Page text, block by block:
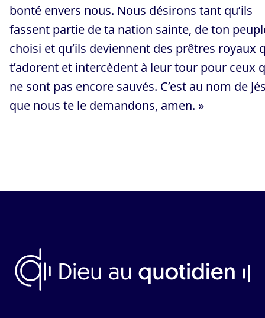
bonté envers nous. Nous désirons tant qu’ils
fassent partie de ta nation sainte, de ton
choisi et qu’ils deviennent des prêtres royaux
t’adorent et intercèdent à leur tour pour ceux
ne sont pas encore sauvés. C’est au nom de
que nous te le demandons, amen. »